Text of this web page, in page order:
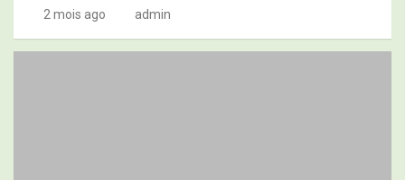
2 mois ago admin